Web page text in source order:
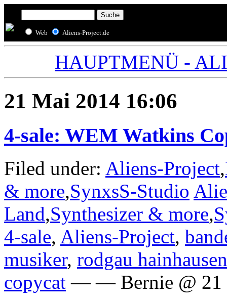
Web Aliens-Project.de
HAUPTMENÜ -
21 Mai 2014 16:06
4-sale: WEM Watkins
Filed under: Aliens-Project,
& more,SynxsS-Studio
Land,Synthesizer & more,
4-sale, Aliens-Project,
musiker, rodgau hainhausen
copycat — — Bernie @ 21